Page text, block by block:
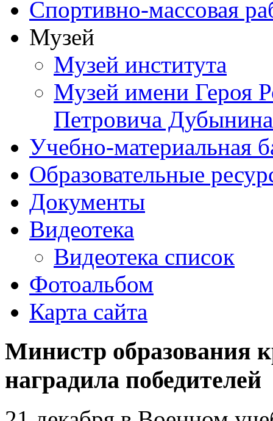
Спортивно-массовая
Музей
Музей института
Музей имени Героя
Петровича Дубынина
Учебно-материальная
Образовательные
Документы
Видеотека
Видеотека список
Фотоальбом
Карта сайта
Министр образования
наградила победителей